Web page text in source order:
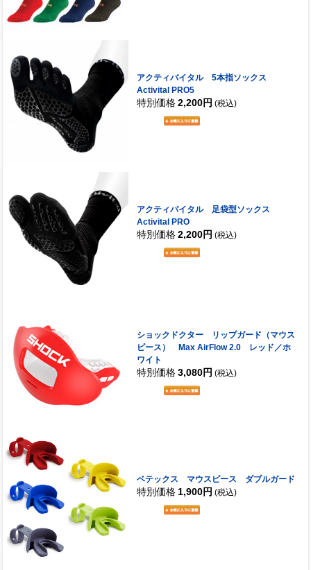
アクティバイタル 5本指ソックス
Activital PRO5
特別価格 2,200円 (税込)
アクティバイタル 足袋型ソックス
Activital PRO
特別価格 2,200円 (税込)
ショックドクター リップガード（マウス
ピース） Max AirFlow 2.0 レッド／ホ
ワイト
特別価格 3,080円 (税込)
ベテックス マウスピース ダブルガード
特別価格 1,900円 (税込)